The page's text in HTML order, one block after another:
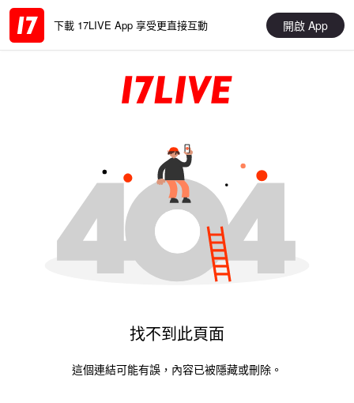
下載 17LIVE App 享受更直接互動 開啟 App
找不到此頁面
這個連結可能有誤，內容已被隱藏或刪除。